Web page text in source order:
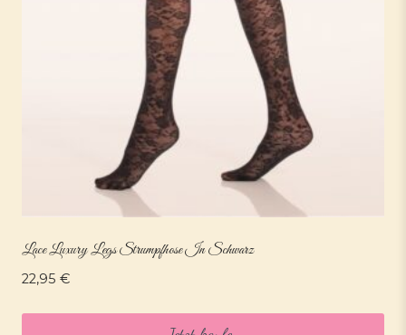
Lace Luxury Legs Strumpfhose In Schwarz
22,95 €